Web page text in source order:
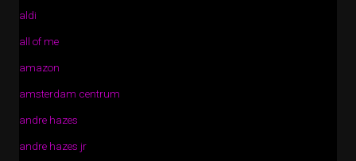
aldi
all of me
amazon
amsterdam centrum
andre hazes
andre hazes jr